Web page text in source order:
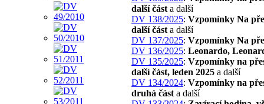
další část a další
DV 138/2025: Vzpomínky Na
další část a další
DV 137/2025: Vzpomínky Na
DV 136/2025: Leonardo,
DV 135/2025: Vzpomínky na
další část, leden 2025 a další
DV 134/2024: Vzpomínky na
druhá část a další